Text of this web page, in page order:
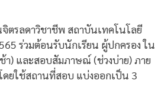
ตรลดาวิชาชีพ สถาบันเทคโนโลยี
ร่วมต้อนรับนักเรียน ผู้ปกครอง ใน
า) และสอบสัมภาษณ์ (ช่วงบ่าย) ภาย
ดยใช้สถานที่สอบ แบ่งออกเป็น 3